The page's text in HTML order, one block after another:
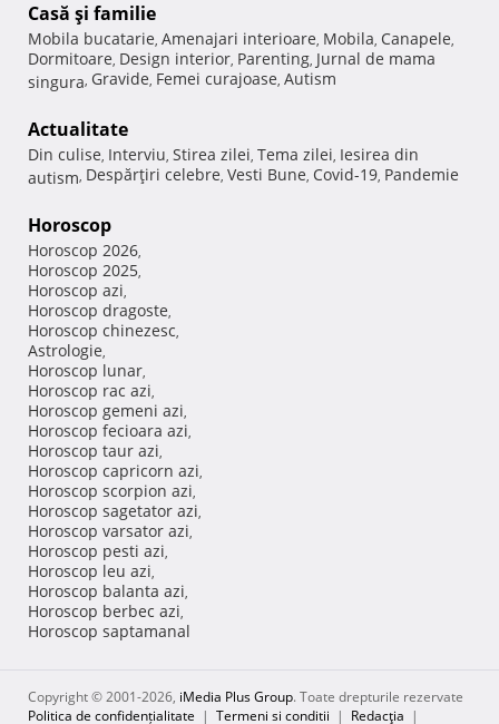
Casă şi familie
Mobila bucatarie, Amenajari interioare, Mobila, Canapele,
Dormitoare, Design interior, Parenting, Jurnal de mama
singura, Gravide, Femei curajoase, Autism
Actualitate
Din culise, Interviu, Stirea zilei, Tema zilei, Iesirea din
autism, Despărţiri celebre, Vesti Bune, Covid-19, Pandemie
Horoscop
Horoscop 2026,
Horoscop 2025,
Horoscop azi,
Horoscop dragoste,
Horoscop chinezesc,
Astrologie,
Horoscop lunar,
Horoscop rac azi,
Horoscop gemeni azi,
Horoscop fecioara azi,
Horoscop taur azi,
Horoscop capricorn azi,
Horoscop scorpion azi,
Horoscop sagetator azi,
Horoscop varsator azi,
Horoscop pesti azi,
Horoscop leu azi,
Horoscop balanta azi,
Horoscop berbec azi,
Horoscop saptamanal
Copyright © 2001-2026, iMedia Plus Group. Toate drepturile rezervate
Politica de confidențialitate | Termeni si conditii | Redacţia |